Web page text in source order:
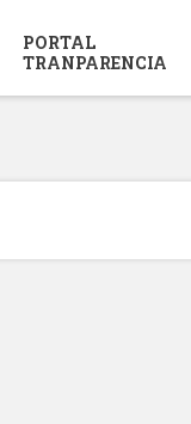
PORTAL
TRANPARENCIA